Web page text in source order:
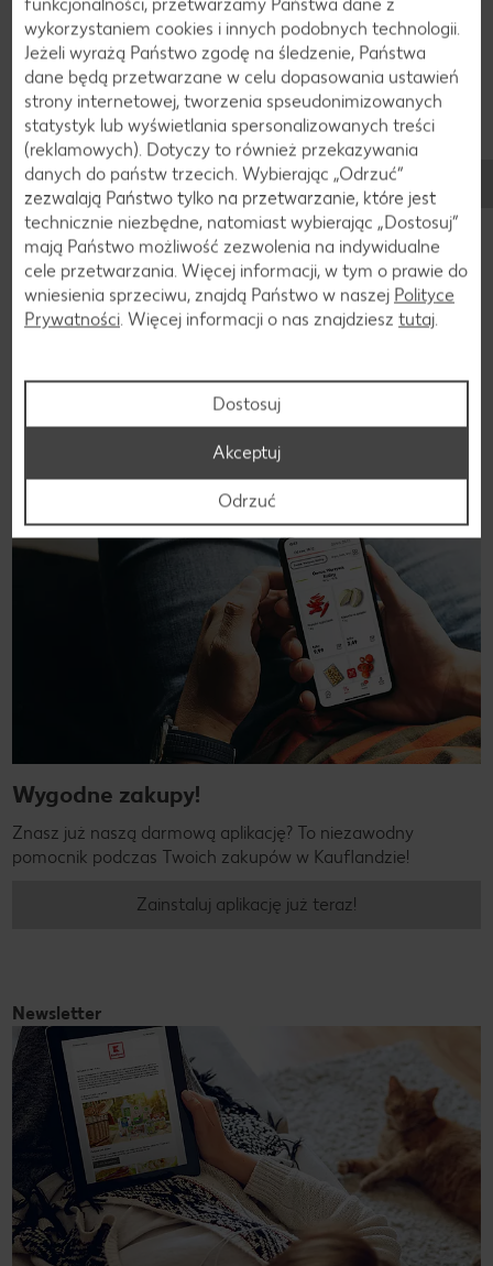
Dołącz do nas na FB, Instagramie i TikToku!
Bądź zawsze na bieżąco! Nie przegap żadnej okazji,
żadnego naszego konkursu. Zostań naszym fanem!
Dołącz do nas!
Aplikacja Kaufland
Wygodne zakupy!
Znasz już naszą darmową aplikację? To niezawodny
pomocnik podczas Twoich zakupów w Kauflandzie!
Zainstaluj aplikację już teraz!
Newsletter
wykorzystaniem cookies i innych podobnych technologii.
Jeżeli wyrażą Państwo zgodę na śledzenie, Państwa
dane będą przetwarzane w celu dopasowania ustawień
strony internetowej, tworzenia spseudonimizowanych
statystyk lub wyświetlania spersonalizowanych treści
(reklamowych). Dotyczy to również przekazywania
danych do państw trzecich. Wybierając „Odrzuć“
zezwalają Państwo tylko na przetwarzanie, które jest
technicznie niezbędne, natomiast wybierając „Dostosuj”
mają Państwo możliwość zezwolenia na indywidualne
cele przetwarzania. Więcej informacji, w tym o prawie do
wniesienia sprzeciwu, znajdą Państwo w naszej Polityce
Prywatności. Więcej informacji o nas znajdziesz tutaj.
Dostosuj
Odrzuć
Akceptuj